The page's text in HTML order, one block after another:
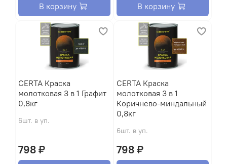
В корзину В корзину
CERTA Краска
молотковая 3 в 1 Графит
0,8кг
6шт. в уп.
798 ₽
CERTA Краска
молотковая 3 в 1
Коричнево-миндальный
0,8кг
6шт. в уп.
798 ₽